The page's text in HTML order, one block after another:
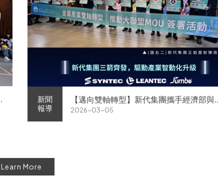
新聞
報導
【邁向雙軸轉型】新代集團攜手經濟部與金
屬中心簽署MOU 領航 AI機器人智慧智造
2026-03-05
Learn More